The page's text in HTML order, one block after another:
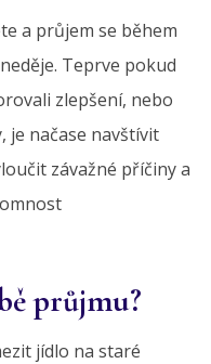
a průjem se během
Teprve pokud
zlepšení, nebo
je načase navštívit
závažné příčiny a
průjmu?
jídlo na staré